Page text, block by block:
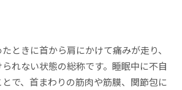
ときに首から肩にかけて痛みが走り、
れない状態の総称です。睡眠中に不自
で、首まわりの筋肉や筋膜、関節包に